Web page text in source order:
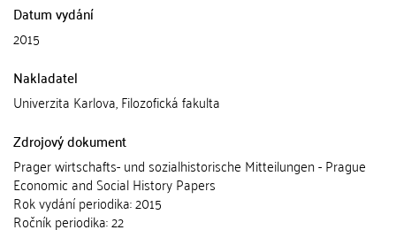
Datum vydání
2015
Nakladatel
Univerzita Karlova, Filozofická fakulta
Zdrojový dokument
Prager wirtschafts- und sozialhistorische Mitteilungen - Prague
Economic and Social History Papers
Rok vydání periodika: 2015
Ročník periodika: 22